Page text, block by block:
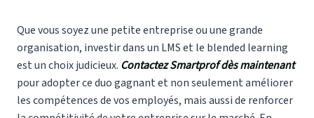
Que vous soyez une petite entreprise ou une grande
organisation, investir dans un LMS et le blended learning
est un choix judicieux. Contactez Smartprof dès maintenant
pour adopter ce duo gagnant et non seulement améliorer
les compétences de vos employés, mais aussi de renforcer